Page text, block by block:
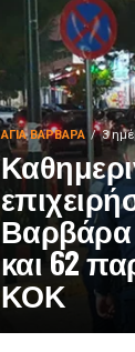
ΑΓΙΑ ΒΑΡΒΑΡΑ 3
Βαρβάρα
και 62
ΚΟΚ